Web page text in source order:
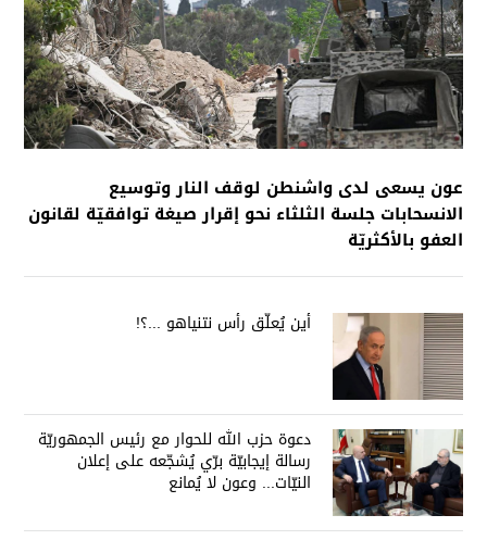
عون يسعى لدى واشنطن لوقف النار وتوسيع
الانسحابات جلسة الثلثاء نحو إقرار صيغة توافقيّة لقانون
العفو بالأكثريّة
أين يُعلّق رأس نتنياهو ...؟!
دعوة حزب الله للحوار مع رئيس الجمهوريّة
رسالة إيجابيّة برّي يُشجّعه على إعلان
النيّات... وعون لا يُمانع